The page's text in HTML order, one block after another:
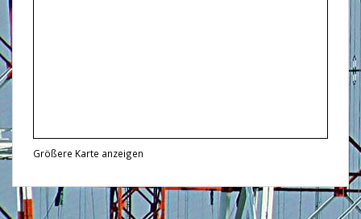
Größere Karte anzeigen